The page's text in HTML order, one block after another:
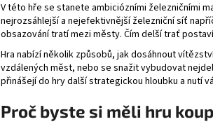
V této hře se stanete ambiciózními železničními
nejrozsáhlejší a nejefektivnější železniční síť
obsazování tratí mezi městy. Čím delší trať
Hra nabízí několik způsobů, jak dosáhnout
vzdálených měst, nebo se snažit vybudovat
přinášejí do hry další strategickou hloubku a nutí
Proč byste si měli hru